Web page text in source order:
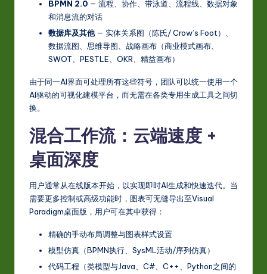
BPMN 2.0 — 流程、协作、带泳道、流程线、数据对象
和消息流的对话
数据库及其他— 实体关系图（陈氏/ Crow’s Foot）、
数据流图、思维导图、战略画布（商业模式画布、
SWOT、PESTLE、OKR、精益画布）
由于同一AI界面可处理所有这些符号，团队可以统一使用一个
AI驱动的可视化建模平台，而无需在各类专用生成工具之间切
换。
混合工作流：云端速度 +
桌面深度
用户通常从在线版本开始，以实现即时AI生成和快速迭代。当
需要更多控制或高级功能时，图表可无缝导出至Visual
Paradigm桌面版，用户可在其中获得：
精确的手动布局调整与图表样式设置
模型仿真（BPMN执行、SysML活动/序列仿真）
代码工程（类模型与Java、C#、C++、Python之间的